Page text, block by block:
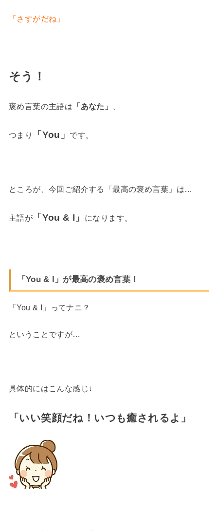
「さすがだね」
そう！
褒め言葉の主語は 「あなた」
つまり 「You」 です。
ところが、今回ご紹介する「最高の褒め言葉」は…
主語が 「You & I」 になります。
「You & I」が最高の褒め言葉！
「You & I」ってナニ？
ということですが…
具体的にはこんな感じ↓
「いい笑顔だね！いつも癒されるよ」